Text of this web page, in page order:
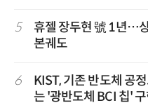
5
휴젤 장두현 號 1년…
본궤도
6
KIST, 기존 반도체 공
는 '광반도체 BCI 칩'